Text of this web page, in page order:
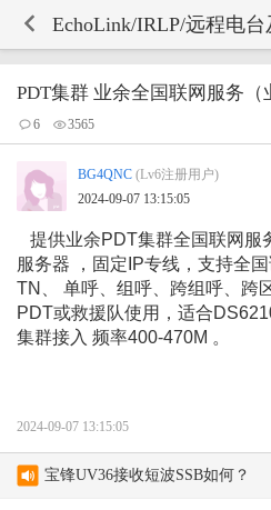
EchoLink/IRLP/远程电
PDT集群 业余全国联网服务（
6 3565
BG4QNC (Lv6注册用户)
2024-09-07 13:15:05
提供业余PDT集群全国联网服
服务器 ，固定IP专线，支持全
TN、 单呼、组呼、跨组呼、跨
PDT或救援队使用，适合
集群接入 频率400-470M 。
2024-09-07 13:15:05
宝锋UV36接收短波SSB如何？